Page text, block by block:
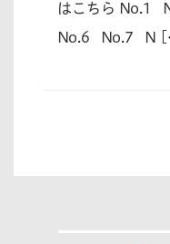
はこちら
No.6 No.7 N